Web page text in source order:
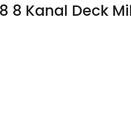
8 Kanal Deck